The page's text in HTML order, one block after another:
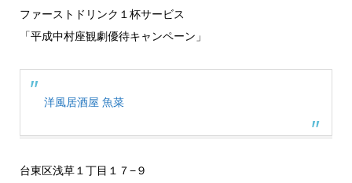
ファーストドリンク１杯サービス
「平成中村座観劇優待キャンペーン」
洋風居酒屋 魚菜
台東区浅草１丁目１７−９